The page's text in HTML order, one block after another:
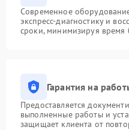
Современное
экспресс-диагностику и
сроки, минимизируя время
Гарантия на
Предоставляется
выполненные работы и
защищает клиента от